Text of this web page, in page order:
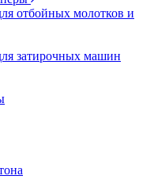
отбойных молотков и
затирочных машин